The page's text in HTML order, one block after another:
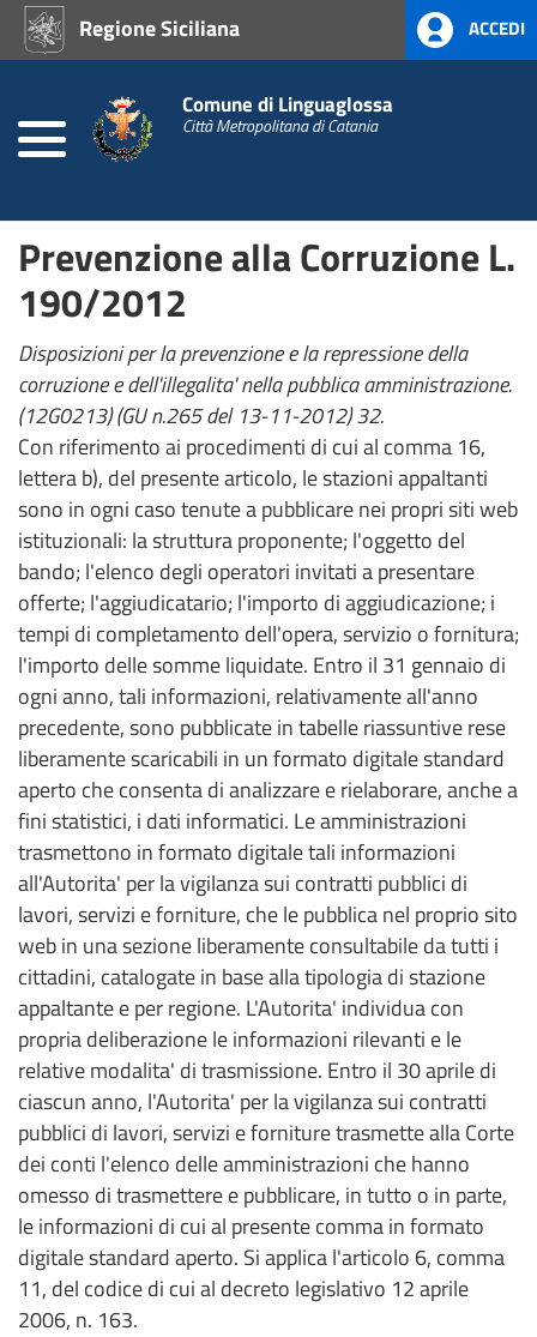
Regione Siciliana ACCEDI
Comune di Linguaglossa
Città Metropolitana di Catania
Home
Amministrativi
(L.R.
Prevenzione
alla
Corruzione
190/2012
Consigli
Comunali
Commissioni
Consiliari
L.R.
Siciliana
30/2000
Amministrazione
Trasparente
Spese
Consiglieri
L.R.
Siciliana
30/2000
Prevenzione alla Corruzione L.
190/2012
Disposizioni per la prevenzione e la repressione della
corruzione e dell'illegalita' nella pubblica amministrazione.
(12G0213) (GU n.265 del 13-11-2012) 32.
Con riferimento ai procedimenti di cui al comma 16,
lettera b), del presente articolo, le stazioni appaltanti
sono in ogni caso tenute a pubblicare nei propri siti web
istituzionali: la struttura proponente; l'oggetto del
bando; l'elenco degli operatori invitati a presentare
offerte; l'aggiudicatario; l'importo di aggiudicazione; i
tempi di completamento dell'opera, servizio o fornitura;
l'importo delle somme liquidate. Entro il 31 gennaio di
ogni anno, tali informazioni, relativamente all'anno
precedente, sono pubblicate in tabelle riassuntive rese
liberamente scaricabili in un formato digitale standard
aperto che consenta di analizzare e rielaborare, anche a
fini statistici, i dati informatici. Le amministrazioni
trasmettono in formato digitale tali informazioni
all'Autorita' per la vigilanza sui contratti pubblici di
lavori, servizi e forniture, che le pubblica nel proprio sito
web in una sezione liberamente consultabile da tutti i
cittadini, catalogate in base alla tipologia di stazione
appaltante e per regione. L'Autorita' individua con
propria deliberazione le informazioni rilevanti e le
relative modalita' di trasmissione. Entro il 30 aprile di
ciascun anno, l'Autorita' per la vigilanza sui contratti
pubblici di lavori, servizi e forniture trasmette alla Corte
dei conti l'elenco delle amministrazioni che hanno
omesso di trasmettere e pubblicare, in tutto o in parte,
le informazioni di cui al presente comma in formato
digitale standard aperto. Si applica l'articolo 6, comma
11, del codice di cui al decreto legislativo 12 aprile
2006, n. 163.